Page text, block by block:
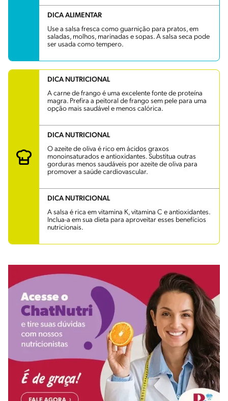
DICA ALIMENTAR
Use a salsa fresca como guarnição para pratos, em
saladas, molhos, marinadas e sopas. A salsa seca pode
ser usada como tempero.
DICA NUTRICIONAL
A carne de frango é uma excelente fonte de proteína
magra. Prefira a peitoral de frango sem pele para uma
opção mais saudável e menos calórica.
DICA NUTRICIONAL
O azeite de oliva é rico em ácidos graxos
monoinsaturados e antioxidantes. Substitua outras
gorduras menos saudáveis por azeite de oliva para
promover a saúde cardiovascular.
DICA NUTRICIONAL
A salsa é rica em vitamina K, vitamina C e antioxidantes.
Inclua-a em sua dieta para aproveitar esses benefícios
nutricionais.